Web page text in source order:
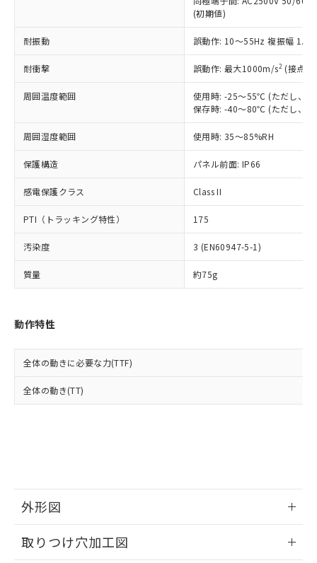
(初期値)
耐振動 誤動作: 10～55Hz 複振幅
耐衝撃 誤動作: 最大1000m/s2 (接点
周囲温度範囲
使用時: -25～55℃ (ただし、氷
保存時: -40～80℃ (ただし、氷
周囲湿度範囲 使用時: 35～85%RH
保護構造 パネル前面: IP66
感電保護クラス Class II
PTI（トラッキング特性） 175
汚染度 3 (EN60947-5-1)
質量 約75g
動作特性
全体の動きに必要な力(TTF)
全体の動き(TT)
外形図
取りつけ穴加工図
在庫状況および標準価格照会結果は、
記載している更新日時点での社内デー
タに基づき作成されるものであり、閲
覧された時点での実際の在庫および標
準価格とは異なる場合があることをご
正式な納期状況および標準価格はお客
様のお取引先、またはお客様担当のオ
ムロン制御機器販売店・当社販売員に
オムロン制御機器販売店や当社販売拠
販売ネットワーク
」をご確認
在庫状況および標準価格結果を当社の
事前の承諾なく第三者に漏洩または開
示しないようお願いします。
マイパーツ機能（部品リスト作成サー
ビス）をご利用いただくには、I-Web
メンバーズにご登録されている必要が
あります。
品・サービスに関するお客様との取
引・商談に必要な範囲で利用すること
※当社の共同利用者とは、
の共同利用に関して"
の「1.共同利
鉛(Pb) 1000ppm以下、 水銀(Hg) 1000ppm以下、 カド
類(PBB) 1000ppm以下、ポリ臭化ジフェニルエーテル類
(PBDE) 1000ppm以下、フタル酸ビス(2-エチルヘキシ
ル) (DEHP)(別名：DOP) 1000ppm以下、フタル酸ブチ
ルベンジル（BBP） 1000ppm以下、フタル酸ジブチル
（DBP） 1000ppm以下、フタル酸ジイソブチル
但し、RoHS指令で産業用監視および制御機器に対する
図的な使用がないことを確認しています。
部品在庫の切り替え状況などにより、予定
月が前後することがあります。
とができます。
EU RoHS指令（10物質）の非含有証明書
51物質の非含有証明書（当社基準）
荷製品に未対応品が混在することから備考
欄に対応日を記載しておりました。
既に当社にて対応品への在庫切替を完了
していることから、特段のことがない限
り、2022年1月12日より割愛しておりま
*中国RoHS10物質の基準値 (GB/T26572)：
Pb(鉛) :1000ppm、 Hg(水銀) : 1000ppm、 Cd(カドミウ
Cr(Ⅵ)(六価クロム) : 1000ppm、 PBBs(ポリ臭化ビフェ
ニル類) : 1000ppm、 PBDEs(ポリ臭化ジフェニルエーテ
ル類) : 1000ppm、
DBP(フタル酸ジブチル) : 1000ppm、 DIBP(フタル酸ジ
イソブチル) : 1000ppm、 BBP(フタル酸ブチルベンジ
DEHP(フタル酸ビス(2-エチルヘキシル)) : 1000ppm
「ｅ」：有害物質（10物質）のすべてが基
準値以下であることを示します。
「10」：通常の使用状況下において有害物
質が外部に漏えいし、環境に深刻な影響を
及ぼさない年数を意味します。
「－」：未確認です。当社販売部門へお問
（以下｢規制貨物等」という）を輸出
または国外への提供する場合は、日本
国政府の輸出許可(または役務取引許
可)を取得するなどの必要な手続きを
当社は規制貨物を破棄する場合は、完
全に破砕するなど、違法に輸出されな
いよう必要な手段を講じます。
当社は貴社製品を、核兵器、ミサイ
ル、化学兵器、生物兵器またはその他
武器並びにこれらの製造装置等に一切
当社は、貴社製品を第三者に販売する
場合は、上記1、2および3の内容を当
該第三者に通知します。また当社は、
販売先および販売に係わる関係者が違
法に輸出するおそれがある場合は、取
り引きをいたしません。
合意する
一定数以上の在庫あり
一定数には満たないが在庫あり
在庫なし(最新の在庫状況につ
いては、お客様のお取引先、ま
たはお客様担当のオムロン制御
機器販売店・当社販売員にご確
認ください)
受注生産機種、また在庫状況の
情報を公開していない機種